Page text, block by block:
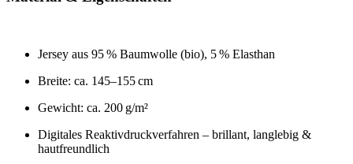
Jersey aus 95 % Baumwolle (bio), 5 % Elasthan
Breite: ca. 145–155 cm
Gewicht: ca. 200 g/m²
Digitales Reaktivdruckverfahren – brillant, langlebig &
hautfreundlich